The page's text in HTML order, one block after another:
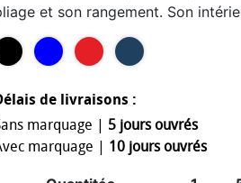
et son rangement. Son
une fermeture éclair centrale avec
rabat, poignets élastiques
d'un élastique à l'intérieur
de l'imperméable
de livraisons :
marquage | 5 jours ouvrés
marquage | 10 jours ouvrés